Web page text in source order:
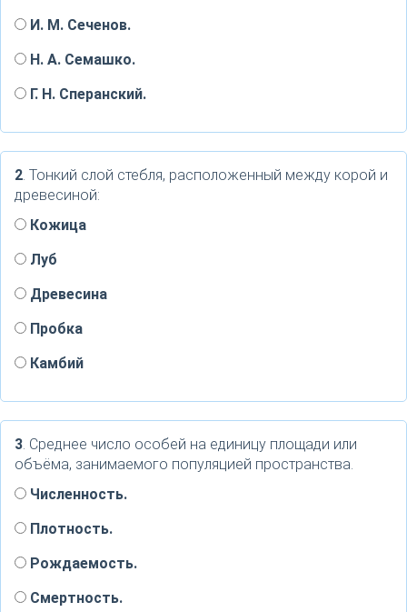
И. М. Сеченов.
Н. А. Семашко.
Г. Н. Сперанский.
2. Тонкий слой стебля, расположенный между корой и
древесиной:
Кожица
Луб
Древесина
Пробка
Камбий
3. Среднее число особей на единицу площади или
объёма, занимаемого популяцией пространства.
Численность.
Плотность.
Рождаемость.
Смертность.